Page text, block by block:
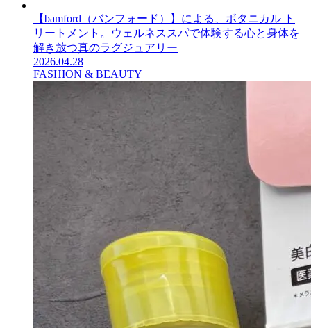
【bamford（バンフォード）】による、ボタニカル ト
リートメント。ウェルネススパで体験する心と身体を
解き放つ真のラグジュアリー
2026.04.28
FASHION & BEAUTY